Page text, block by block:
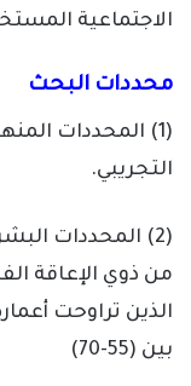
الاجتماعية
محددات البحث
(1) المحددات
التجريبي.
من ذوي الإعاقة
بين (55-70)